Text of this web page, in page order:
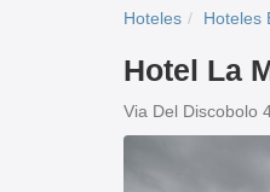
Hoteles Hoteles
Hotel La
Via Del Discobolo